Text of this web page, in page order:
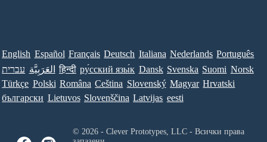
English Español Français Deutsch Italiana Nederlands Português
עברית العَرَبِيَّة हिन्दी ру́сский язы́к Dansk Svenska Suomi Norsk
Türkçe Polski Româna Ceština Slovenský Magyar Hrvatski
български Lietuvos Slovenščina Latvijas eesti
© 2026 - Clever Prototypes, LLC - Всички права